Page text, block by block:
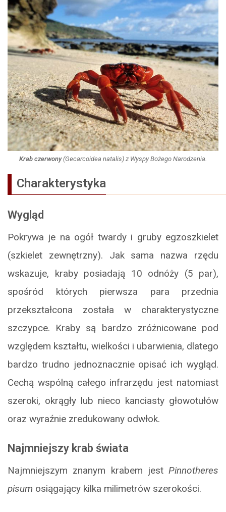
Krab czerwony(Gecarcoidea natalis) z Wyspy Bożego Narodzenia.
Charakterystyka
Wygląd
Pokrywa je na ogół twardy i gruby egzoszkielet
(szkielet zewnętrzny). Jak sama nazwa rzędu
wskazuje, kraby posiadają 10 odnóży (5 par),
spośród których pierwsza para przednia
przekształcona została w charakterystyczne
szczypce. Kraby są bardzo zróżnicowane pod
względem kształtu, wielkości i ubarwienia, dlatego
bardzo trudno jednoznacznie opisać ich wygląd.
Cechą wspólną całego infrarzędu jest natomiast
szeroki, okrągły lub nieco kanciasty głowotułów
oraz wyraźnie zredukowany odwłok.
Najmniejszy krab świata
Najmniejszym znanym krabem jest Pinnotheres
pisum osiągający kilka milimetrów szerokości.